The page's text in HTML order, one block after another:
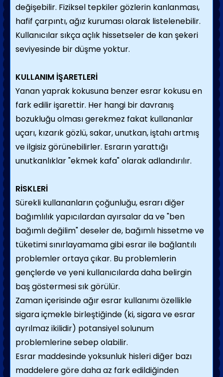
değişebilir. Fiziksel tepkiler gözlerin kanlanması,
hafif çarpıntı, ağız kuruması olarak listelenebilir.
Kullanıcılar sıkça açlık hissetseler de kan şekeri
seviyesinde bir düşme yoktur.
KULLANIM İŞARETLERİ
Yanan yaprak kokusuna benzer esrar kokusu en
fark edilir işarettir. Her hangi bir davranış
bozukluğu olması gerekmez fakat kullananlar
uçarı, kızarık gözlü, sakar, unutkan, iştahı artmış
ve ilgisiz görünebilirler. Esrarın yarattığı
unutkanlıklar "ekmek kafa" olarak adlandırılır.
RİSKLERİ
Sürekli kullananların çoğunluğu, esrarı diğer
bağımlılık yapıcılardan ayırsalar da ve "ben
bağımlı değilim" deseler de, bağımlı hissetme ve
tüketimi sınırlayamama gibi esrar ile bağlantılı
problemler ortaya çıkar. Bu problemlerin
gençlerde ve yeni kullanıcılarda daha belirgin
baş göstermesi sık görülür.
Zaman içerisinde ağır esrar kullanımı özellikle
sigara içmekle birleştiğinde (ki, sigara ve esrar
ayrılmaz ikilidir) potansiyel solunum
problemlerine sebep olabilir.
Esrar maddesinde yoksunluk hisleri diğer bazı
maddelere göre daha az fark edildiğinden